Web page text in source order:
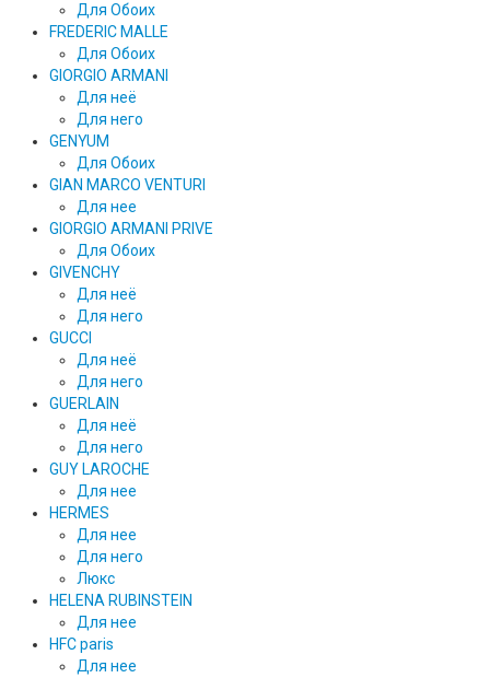
Для Обоих
FREDERIC MALLE
Для Обоих
GIORGIO ARMANI
Для неё
Для него
GENYUM
Для Обоих
GIAN MARCO VENTURI
Для нее
GIORGIO ARMANI PRIVE
Для Обоих
GIVENCHY
Для неё
Для него
GUCCI
Для неё
Для него
GUERLAIN
Для неё
Для него
GUY LAROCHE
Для нее
HERMES
Для нее
Для него
Люкс
HELENA RUBINSTEIN
Для нее
HFC paris
Для нее